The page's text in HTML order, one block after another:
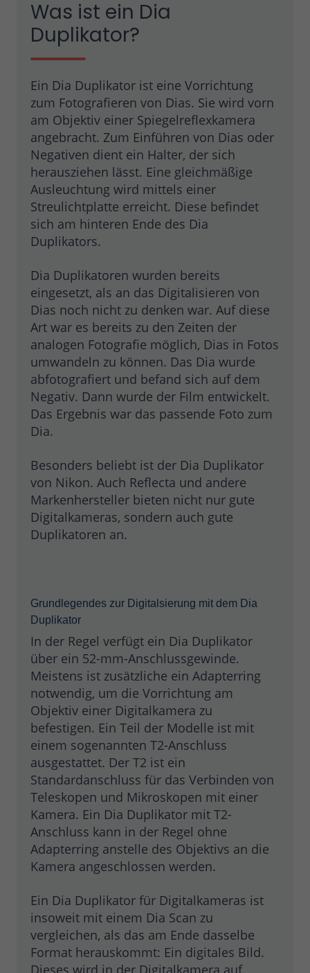
Was ist ein Dia
Duplikator?
Ein Dia Duplikator ist eine Vorrichtung
zum Fotografieren von Dias. Sie wird vorn
am Objektiv einer Spiegelreflexkamera
angebracht. Zum Einführen von Dias oder
Negativen dient ein Halter, der sich
herausziehen lässt. Eine gleichmäßige
Ausleuchtung wird mittels einer
Streulichtplatte erreicht. Diese befindet
sich am hinteren Ende des Dia
Duplikators.
Dia Duplikatoren wurden bereits
eingesetzt, als an das Digitalisieren von
Dias noch nicht zu denken war. Auf diese
Art war es bereits zu den Zeiten der
analogen Fotografie möglich, Dias in Fotos
umwandeln zu können. Das Dia wurde
abfotografiert und befand sich auf dem
Negativ. Dann wurde der Film entwickelt.
Das Ergebnis war das passende Foto zum
Dia.
Besonders beliebt ist der Dia Duplikator
von Nikon. Auch Reflecta und andere
Markenhersteller bieten nicht nur gute
Digitalkameras, sondern auch gute
Duplikatoren an.
Grundlegendes zur Digitalsierung mit dem Dia
Duplikator
In der Regel verfügt ein Dia Duplikator
über ein 52-mm-Anschlussgewinde.
Meistens ist zusätzliche ein Adapterring
notwendig, um die Vorrichtung am
Objektiv einer Digitalkamera zu
befestigen. Ein Teil der Modelle ist mit
einem sogenannten T2-Anschluss
ausgestattet. Der T2 ist ein
Standardanschluss für das Verbinden von
Teleskopen und Mikroskopen mit einer
Kamera. Ein Dia Duplikator mit T2-
Anschluss kann in der Regel ohne
Adapterring anstelle des Objektivs an die
Kamera angeschlossen werden.
Ein Dia Duplikator für Digitalkameras ist
insoweit mit einem Dia Scan zu
vergleichen, als das am Ende dasselbe
Format herauskommt: Ein digitales Bild.
Dieses wird in der Digitalkamera auf